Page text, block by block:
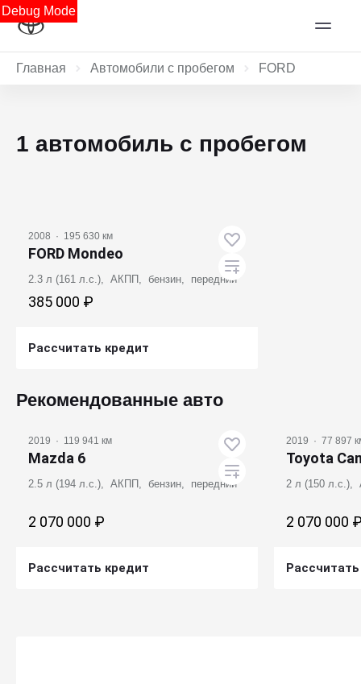
Debug Mode
Главная Автомобили с пробегом FORD
1 автомобиль с пробегом
2008 · 195 630 км
FORD Mondeo
2.3 л (161 л.с.), АКПП, бензин, передний
385 000 ₽
Рассчитать кредит
Рекомендованные авто
2019 · 119 941 км
Mazda 6
2.5 л (194 л.с.), АКПП, бензин, передний
2 070 000 ₽
Рассчитать кредит
2019 · 77 897
Toyota
2 л (150 л.с.),
2 070 000